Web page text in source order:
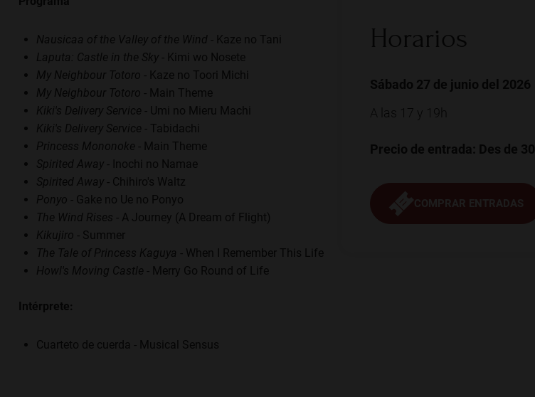
Nausicaa of the Valley of the Wind - Kaze no Tani
Laputa: Castle in the Sky - Kimi wo Nosete
My Neighbour Totoro - Kaze no Toori Michi
My Neighbour Totoro - Main Theme
Kiki's Delivery Service - Umi no Mieru Machi
Kiki's Delivery Service - Tabidachi
Princess Mononoke - Main Theme
Spirited Away - Inochi no Namae
Spirited Away - Chihiro's Waltz
Ponyo - Gake no Ue no Ponyo
The Wind Rises - A Journey (A Dream of Flight)
Kikujiro - Summer
The Tale of Princess Kaguya - When I Remember This Life
Howl's Moving Castle - Merry Go Round of Life
Intérprete:
Cuarteto de cuerda - Musical Sensus
Horarios
Sábado 27 de junio del 2026
A las 17 y 19h
Precio de entrada: Des de